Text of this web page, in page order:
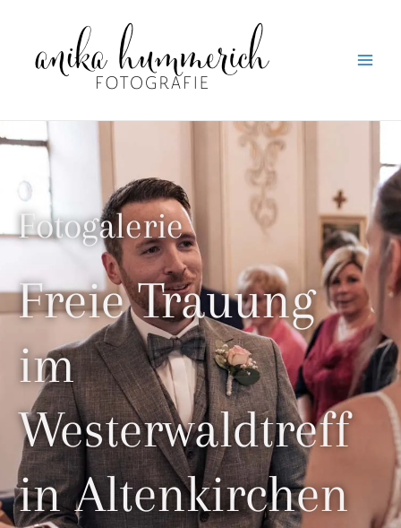
Fotogalerie
Freie Trauung
im
Westerwaldtreff
in Altenkirchen